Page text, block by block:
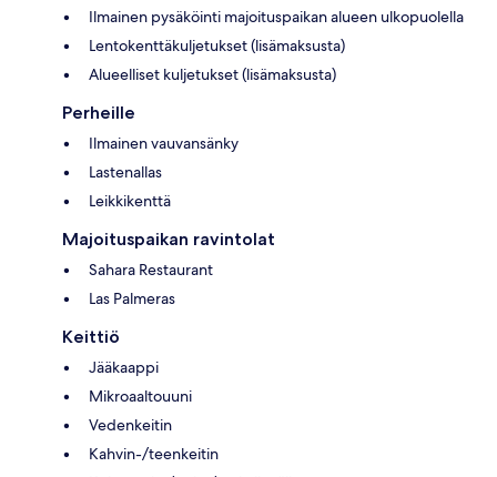
Ilmainen pysäköinti majoituspaikan alueen ulkopuolella
Lentokenttäkuljetukset (lisämaksusta)
Alueelliset kuljetukset (lisämaksusta)
Perheille
Ilmainen vauvansänky
Lastenallas
Leikkikenttä
Majoituspaikan ravintolat
Sahara Restaurant
Las Palmeras
Keittiö
Jääkaappi
Mikroaaltouuni
Vedenkeitin
Kahvin-/teenkeitin